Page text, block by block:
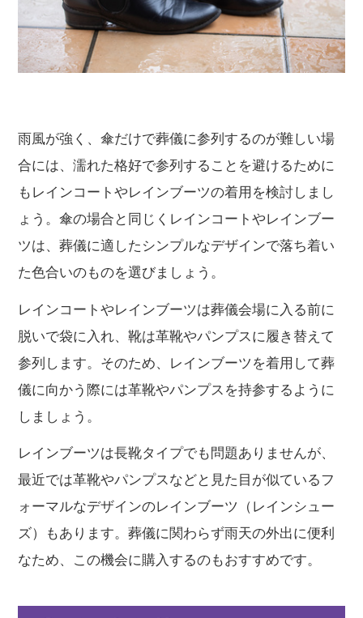
雨風が強く、傘だけで葬儀に参列するのが難しい場
合には、濡れた格好で参列することを避けるために
もレインコートやレインブーツの着用を検討しまし
ょう。傘の場合と同じくレインコートやレインブー
ツは、葬儀に適したシンプルなデザインで落ち着い
た色合いのものを選びましょう。
レインコートやレインブーツは葬儀会場に入る前に
脱いで袋に入れ、靴は革靴やパンプスに履き替えて
参列します。そのため、レインブーツを着用して葬
儀に向かう際には革靴やパンプスを持参するように
しましょう。
レインブーツは長靴タイプでも問題ありませんが、
最近では革靴やパンプスなどと見た目が似ているフ
ォーマルなデザインのレインブーツ（レインシュー
ズ）もあります。葬儀に関わらず雨天の外出に便利
なため、この機会に購入するのもおすすめです。